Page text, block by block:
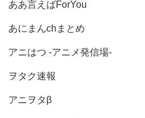
ああ言えばForYou
あにまんchまとめ
アニはつ -アニメ発信場-
ヲタク速報
アニヲタβ